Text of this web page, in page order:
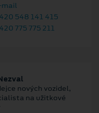
548 141 415
775 775 211
nových vozidel,
na užitkové